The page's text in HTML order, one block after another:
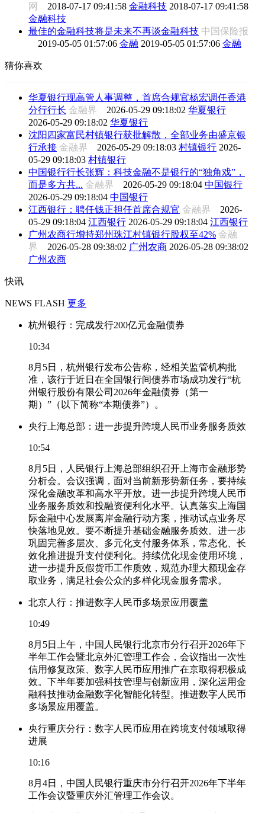
网 2018-07-17 09:41:58 金融科技 2018-07-17 09:41:58
金融科技
最佳的金融科技将是未来不再谈金融科技 中国保险报
2019-05-05 01:57:06 金融 2019-05-05 01:57:06 金融
猜你喜欢
华夏银行现高管人事调整，首席合规官杨宏调任香港
分行行长 金融界 2026-05-29 09:18:02 华夏银行
2026-05-29 09:18:02 华夏银行
沈阳四家富民村镇银行获批解散，全部业务由盛京银
行承接 金融界 2026-05-29 09:18:03 村镇银行 2026-
05-29 09:18:03 村镇银行
中国银行行长张辉：科技金融不是银行的“独角戏”，
而是多方共... 金融界 2026-05-29 09:18:04 中国银行
2026-05-29 09:18:04 中国银行
江西银行：聘任钱正担任首席合规官 金融界 2026-
05-29 09:18:04 江西银行 2026-05-29 09:18:04 江西银行
广州农商行增持郑州珠江村镇银行股权至42% 金融
界 2026-05-28 09:38:02 广州农商 2026-05-28 09:38:02
广州农商
快讯
NEWS FLASH 更多
杭州银行：完成发行200亿元金融债券
10:34
8月5日，杭州银行发布公告称，经相关监管机构批
准，该行于近日在全国银行间债券市场成功发行“杭
州银行股份有限公司2026年金融债券（第一
期）”（以下简称“本期债券”）。
央行上海总部：进一步提升跨境人民币业务服务质效
10:54
8月5日，人民银行上海总部组织召开上海市金融形势
分析会。会议强调，面对当前新形势新任务，要持续
深化金融改革和高水平开放。进一步提升跨境人民币
业务服务质效和投融资便利化水平。认真落实上海国
际金融中心发展离岸金融行动方案，推动试点业务尽
快落地见效。要不断提升基础金融服务质效。进一步
巩固完善多层次、多元化支付服务体系，常态化、长
效化推进提升支付便利化。持续优化现金使用环境，
进一步提升反假货币工作质效，规范办理大额现金存
取业务，满足社会公众的多样化现金服务需求。
北京人行：推进数字人民币多场景应用覆盖
10:49
8月5日上午，中国人民银行北京市分行召开2026年下
半年工作会暨北京外汇管理工作会，会议指出一次性
信用修复政策、数字人民币应用推广在京取得积极成
效。下半年要加强科技管理与创新应用，深化运用金
融科技推动金融数字化智能化转型。推进数字人民币
多场景应用覆盖。
央行重庆分行：数字人民币应用在跨境支付领域取得
进展
10:16
8月4日，中国人民银行重庆市分行召开2026年下半年
工作会议暨重庆外汇管理工作会议。